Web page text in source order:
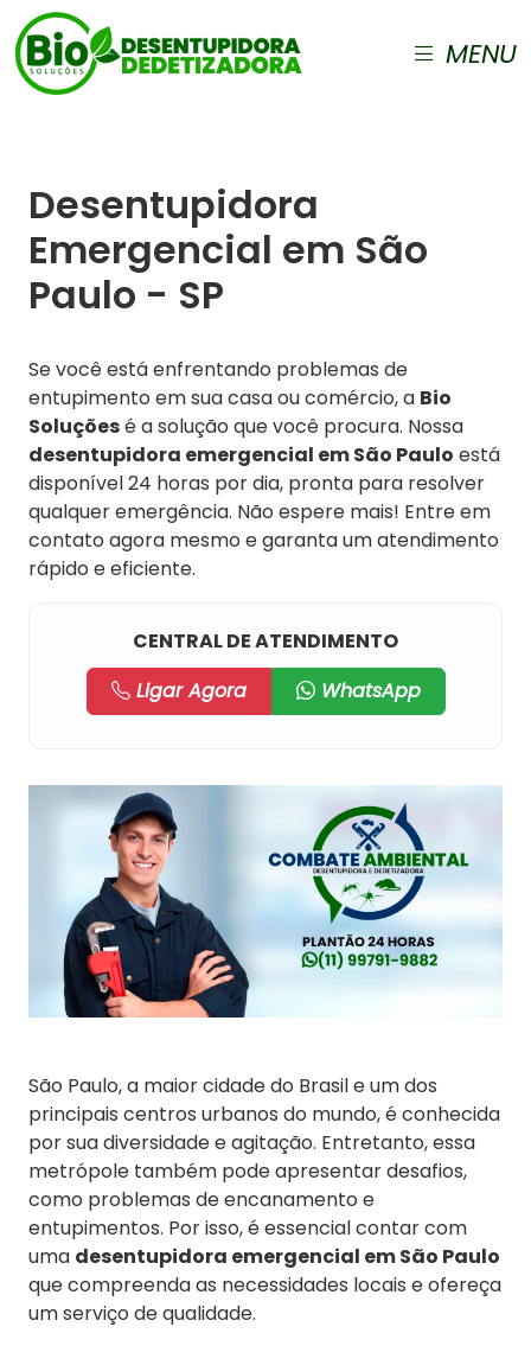
MENU
Desentupidora
Emergencial em São
Paulo - SP
Se você está enfrentando problemas de
entupimento em sua casa ou comércio, a Bio
Soluçõesé a solução que você procura. Nossa
desentupidora emergencial em São Paulo está
disponível 24 horas por dia, pronta para resolver
qualquer emergência. Não espere mais! Entre em
contato agora mesmo e garanta um atendimento
rápido e eficiente.
CENTRAL DE ATENDIMENTO
Ligar Agora
WhatsApp
São Paulo, a maior cidade do Brasil e um dos
principais centros urbanos do mundo, é conhecida
por sua diversidade e agitação. Entretanto, essa
metrópole também pode apresentar desafios,
como problemas de encanamento e
entupimentos. Por isso, é essencial contar com
uma desentupidora emergencial em São Paulo
que compreenda as necessidades locais e ofereça
um serviço de qualidade.